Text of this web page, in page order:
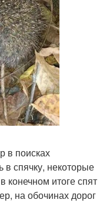
в поисках
в спячку, некоторые
конечном итоге спят
на обочинах дорог